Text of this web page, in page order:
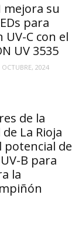
mejora su
para
C con el
UV 3535
OCTUBRE, 2024
de la
La Rioja
de
B para
la